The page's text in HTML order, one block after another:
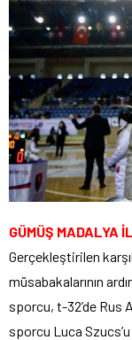
GÜMÜŞ MADALYA
Gerçekleştirilen
müsabakalarının
sporcu, t-32’de Rus
sporcu Luca